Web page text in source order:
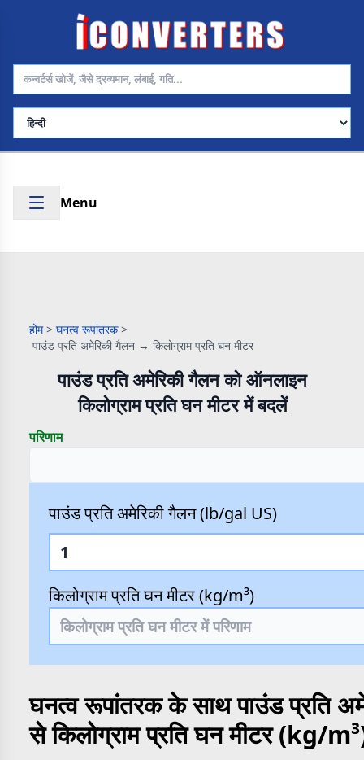
भाषा चुनें
Menu
होम > घनत्व रूपांतरक >
पाउंड प्रति अमेरिकी गैलन → किलोग्राम प्रति घन मीटर
पाउंड प्रति अमेरिकी गैलन को ऑनलाइन
किलोग्राम प्रति घन मीटर में बदलें
परिणाम
पाउंड प्रति अमेरिकी गैलन (lb/gal US)
किलोग्राम प्रति घन मीटर (kg/m³)
घनत्व रूपांतरक के साथ पाउंड प्रति
से किलोग्राम प्रति घन मीटर (kg/